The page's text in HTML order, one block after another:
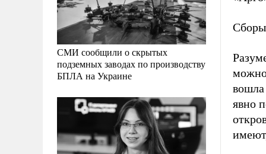
СМИ сообщили о скрытых
подземных заводах по производству
БПЛА на Украине
можно
вошла
явно